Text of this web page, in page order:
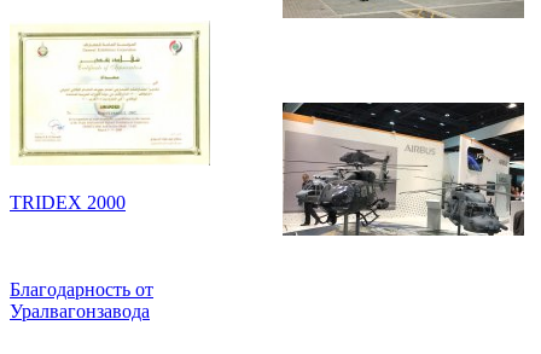
TRIDEX 2000
Благодарность от
Уралвагонзавода